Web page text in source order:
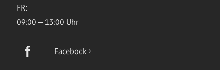
FR:
09:00 – 13:00 Uhr
Facebook